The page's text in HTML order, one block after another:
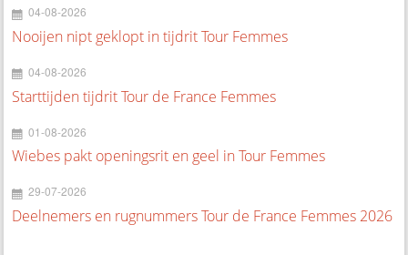
04-08-2026
Nooijen nipt geklopt in tijdrit Tour Femmes
04-08-2026
Starttijden tijdrit Tour de France Femmes
01-08-2026
Wiebes pakt openingsrit en geel in Tour Femmes
29-07-2026
Deelnemers en rugnummers Tour de France Femmes 2026